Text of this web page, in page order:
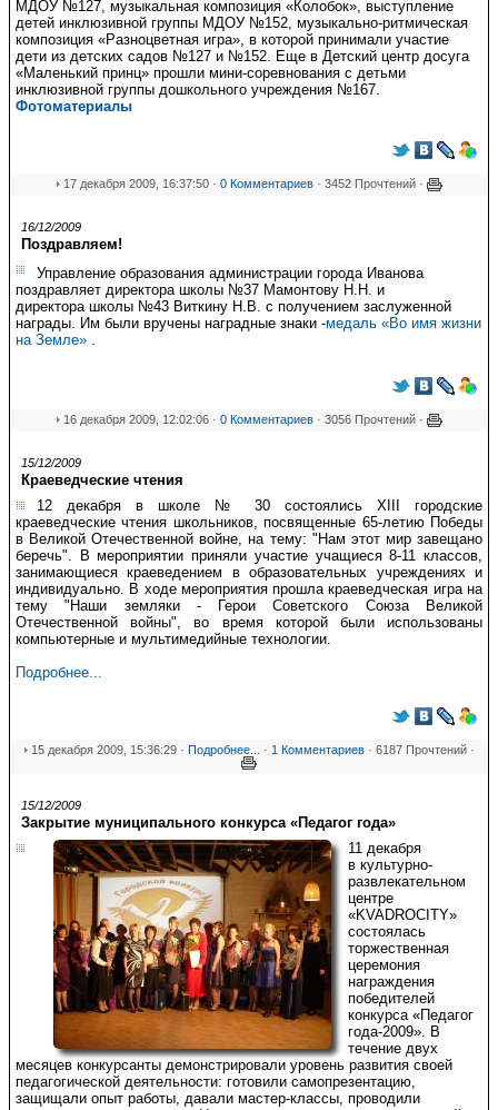
МДОУ №127, музыкальная композиция «Колобок», выступление
детей инклюзивной группы МДОУ №152, музыкально-ритмическая
композиция «Разноцветная игра», в которой принимали участие
дети из детских садов №127 и №152. Еще в Детский центр досуга
«Маленький принц» прошли мини-соревнования с детьми
инклюзивной группы дошкольного учреждения №167.
Фотоматериалы
17 декабря 2009, 16:37:50 · 0 Комментариев · 3452 Прочтений ·
16/12/2009
Поздравляем!
Управление образования администрации города Иванова
поздравляет директора школы №37 Мамонтову Н.Н. и
директора школы №43 Виткину Н.В. с получением заслуженной
награды. Им были вручены наградные знаки -медаль «Во имя жизни
на Земле»
16 декабря 2009, 12:02:06 · 0 Комментариев · 3056 Прочтений ·
15/12/2009
Краеведческие чтения
12 декабря в школе № 30 состоялись XIII городские
краеведческие чтения школьников, посвященные 65-летию Победы
в Великой Отечественной войне, на тему: "Нам этот мир завещано
беречь". В мероприятии приняли участие учащиеся 8-11 классов,
занимающиеся краеведением в образовательных учреждениях и
индивидуально. В ходе мероприятия прошла краеведческая игра на
тему "Наши земляки - Герои Советского Союза Великой
Отечественной войны", во время которой были использованы
компьютерные и мультимедийные технологии.
Подробнее...
15 декабря 2009, 15:36:29 · Подробнее... · 1 Комментариев · 6187 Прочтений ·
15/12/2009
Закрытие муниципального конкурса «Педагог года»
11 декабря
в культурно-
развлекательном
центре
«KVADROCITY»
состоялась
торжественная
церемония
награждения
победителей
конкурса «Педагог
года-2009». В
течение двух
месяцев конкурсанты демонстрировали уровень развития своей
педагогической деятельности: готовили самопрезентацию,
защищали опыт работы, давали мастер-классы, проводили